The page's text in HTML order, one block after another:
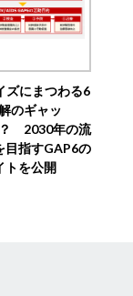
ズにまつわる6
のギャッ
2030年の流
目指すGAP6の
トを公開